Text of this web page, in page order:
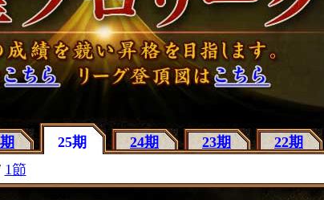
25期 24期 23期 22期
1節